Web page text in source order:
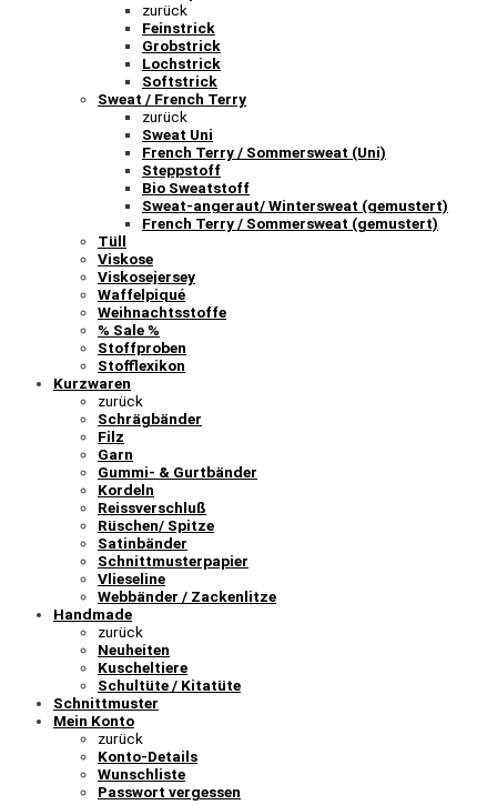
zurück
Feinstrick
Grobstrick
Lochstrick
Softstrick
Sweat / French Terry
zurück
Sweat Uni
French Terry / Sommersweat (Uni)
Steppstoff
Bio Sweatstoff
Sweat-angeraut/ Wintersweat (gemustert)
French Terry / Sommersweat (gemustert)
Tüll
Viskose
Viskosejersey
Waffelpiqué
Weihnachtsstoffe
% Sale %
Stoffproben
Stofflexikon
Kurzwaren
zurück
Schrägbänder
Filz
Garn
Gummi- & Gurtbänder
Kordeln
Reissverschluß
Rüschen/ Spitze
Satinbänder
Schnittmusterpapier
Vlieseline
Webbänder / Zackenlitze
Handmade
zurück
Neuheiten
Kuscheltiere
Schultüte / Kitatüte
Schnittmuster
Mein Konto
zurück
Konto-Details
Wunschliste
Passwort vergessen